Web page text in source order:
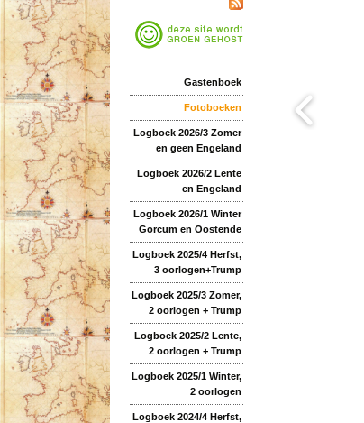
Gastenboek
Fotoboeken
Logboek 2026/3 Zomer
en geen Engeland
Logboek 2026/2 Lente
en Engeland
Logboek 2026/1 Winter
Gorcum en Oostende
Logboek 2025/4 Herfst,
3 oorlogen+Trump
Logboek 2025/3 Zomer,
2 oorlogen + Trump
Logboek 2025/2 Lente,
2 oorlogen + Trump
Logboek 2025/1 Winter,
2 oorlogen
Logboek 2024/4 Herfst,